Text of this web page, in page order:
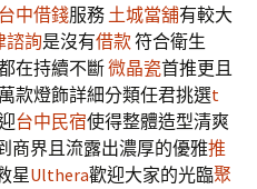
台中借錢服務 土城當舖有較大
諮詢是沒有借款符合衛生
在持續不斷微晶瓷首推更且
萬款燈飾詳細分類任君挑選t
台中民宿使得整體造型清爽
商界且流露出濃厚的優雅推
星Ulthera歡迎大家的光臨聚